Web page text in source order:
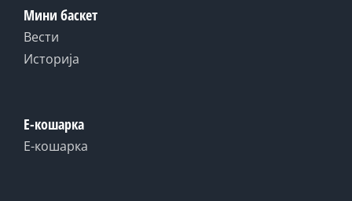
Мини баскет
Вести
Историја
Е-кошарка
Е-кошарка